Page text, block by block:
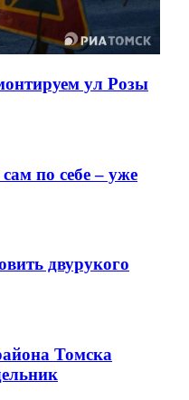
ул Розы
по себе – уже
двурукого
Томска